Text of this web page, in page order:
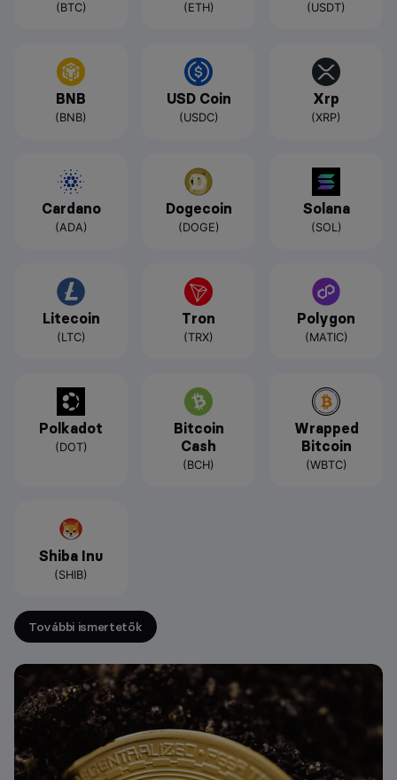
(BTC) (ETH) (USDT)
BNB
(BNB)
USD Coin
(USDC)
Xrp
(XRP)
Cardano
(ADA)
Dogecoin
(DOGE)
Solana
(SOL)
Litecoin
(LTC)
Tron
(TRX)
Polygon
(MATIC)
Polkadot
(DOT)
Bitcoin
Cash
(BCH)
Wrapped
Bitcoin
(WBTC)
Shiba Inu
(SHIB)
További ismertetők